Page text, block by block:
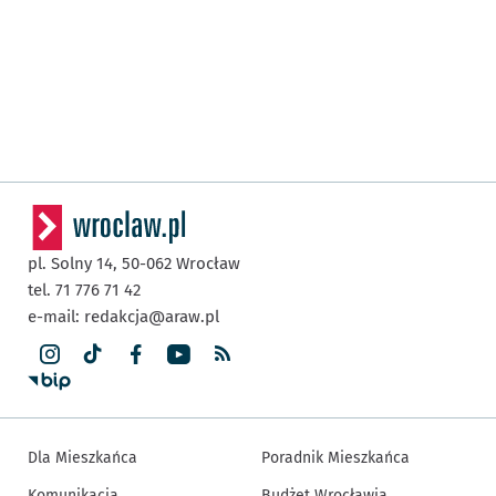
pl. Solny 14, 50-062 Wrocław
tel. 71 776 71 42
e-mail: redakcja@araw.pl
Dla Mieszkańca
Poradnik Mieszkańca